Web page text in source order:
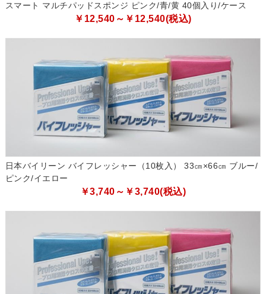
スマート マルチパッドスポンジ ピンク/青/黄 40個入り/ケース
￥12,540～￥12,540(税込)
日本バイリーン バイフレッシャー（10枚入） 33㎝×66㎝ ブルー/
ピンク/イエロー
￥3,740～￥3,740(税込)